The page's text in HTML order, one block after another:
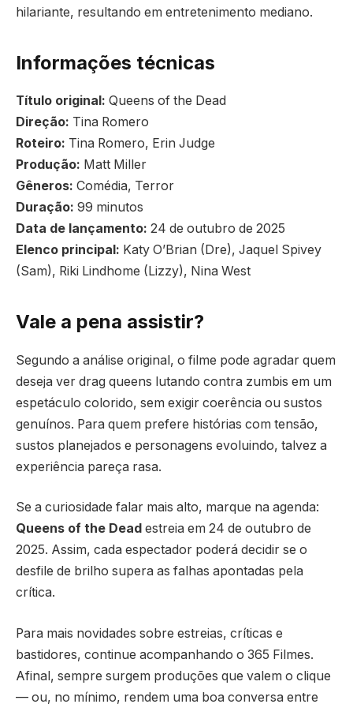
hilariante, resultando em entretenimento mediano.
Informações técnicas
Título original: Queens of the Dead
Direção: Tina Romero
Roteiro: Tina Romero, Erin Judge
Produção: Matt Miller
Gêneros: Comédia, Terror
Duração: 99 minutos
Data de lançamento: 24 de outubro de 2025
Elenco principal: Katy O’Brian (Dre), Jaquel Spivey
(Sam), Riki Lindhome (Lizzy), Nina West
Vale a pena assistir?
Segundo a análise original, o filme pode agradar quem
deseja ver drag queens lutando contra zumbis em um
espetáculo colorido, sem exigir coerência ou sustos
genuínos. Para quem prefere histórias com tensão,
sustos planejados e personagens evoluindo, talvez a
experiência pareça rasa.
Se a curiosidade falar mais alto, marque na agenda:
Queens of the Dead estreia em 24 de outubro de
2025. Assim, cada espectador poderá decidir se o
desfile de brilho supera as falhas apontadas pela
crítica.
Para mais novidades sobre estreias, críticas e
bastidores, continue acompanhando o 365 Filmes.
Afinal, sempre surgem produções que valem o clique
— ou, no mínimo, rendem uma boa conversa entre